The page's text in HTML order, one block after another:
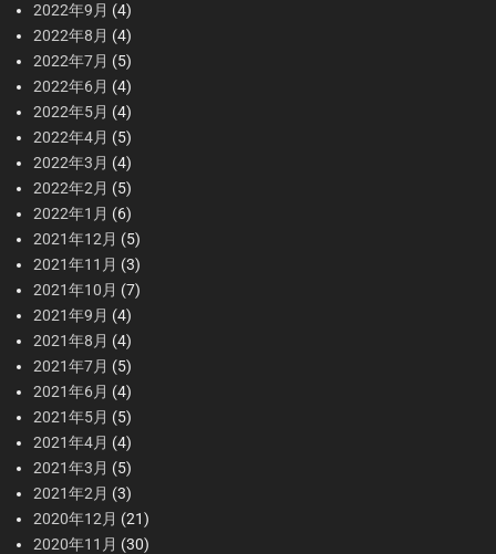
2022年9月 (4)
2022年8月 (4)
2022年7月 (5)
2022年6月 (4)
2022年5月 (4)
2022年4月 (5)
2022年3月 (4)
2022年2月 (5)
2022年1月 (6)
2021年12月 (5)
2021年11月 (3)
2021年10月 (7)
2021年9月 (4)
2021年8月 (4)
2021年7月 (5)
2021年6月 (4)
2021年5月 (5)
2021年4月 (4)
2021年3月 (5)
2021年2月 (3)
2020年12月 (21)
2020年11月 (30)